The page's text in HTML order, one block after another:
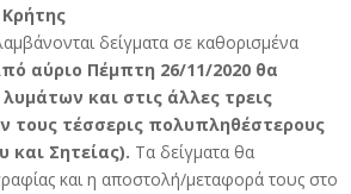
δείγματα σε καθορισμένα
αύριο Πέμπτη 26/11/2020 θα
και στις άλλες τρεις
τους τέσσερις πολυπληθέστερους
και Σητείας). Τα δείγματα θα
και η αποστολή/μεταφορά τους στο